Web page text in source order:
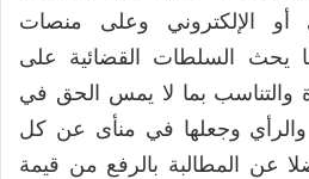
أو الإلكتروني وعلى منصات
يحث السلطات القضائية على
والتناسب بما لا يمس الحق في
والرأي وجعلها في منأى عن كل
عن المطالبة بالرفع من قيمة